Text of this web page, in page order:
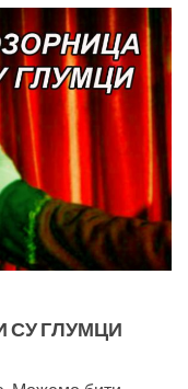
СУ ГЛУМЦИ